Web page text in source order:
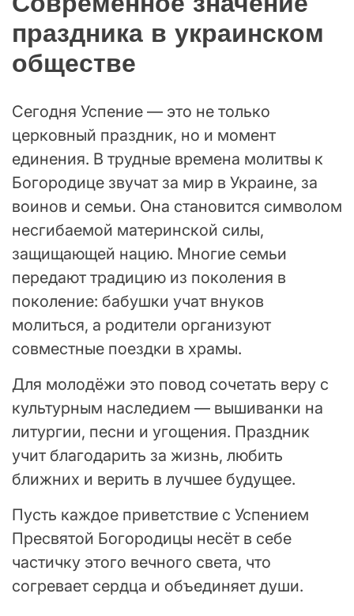
праздника в украинском
обществе
Сегодня Успение — это не только
церковный праздник, но и момент
единения. В трудные времена молитвы к
Богородице звучат за мир в Украине, за
воинов и семьи. Она становится символом
несгибаемой материнской силы,
защищающей нацию. Многие семьи
передают традицию из поколения в
поколение: бабушки учат внуков
молиться, а родители организуют
совместные поездки в храмы.
Для молодёжи это повод сочетать веру с
культурным наследием — вышиванки на
литургии, песни и угощения. Праздник
учит благодарить за жизнь, любить
ближних и верить в лучшее будущее.
Пусть каждое приветствие с Успением
Пресвятой Богородицы несёт в себе
частичку этого вечного света, что
согревает сердца и объединяет души.